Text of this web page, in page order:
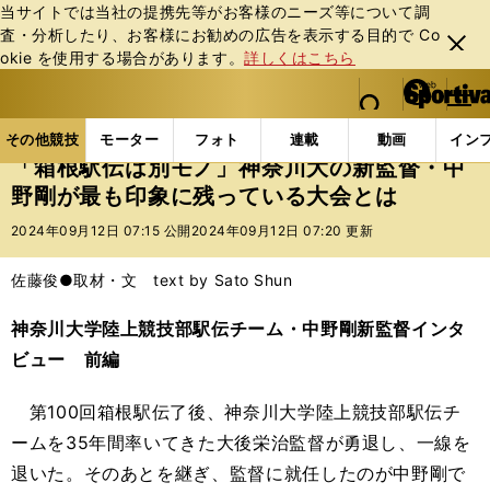
当サイトでは当社の提携先等がお客様のニーズ等について調
査・分析したり、お客様にお勧めの広告を表⽰する⽬的で Co
okie を使⽤する場合があります。詳しくはこちら
閉じ
る
web Sportiva (webスポルティーバ)
検索
マイペ
ー
ジ
メニュ
その他競技 モーター フォト 連載 動画 イン
ス
ポ
ル
バ
その他競技の記事一覧 陸上 「箱根駅伝は別モノ」
「箱根駅伝は別モノ」神奈川大の新監督・中
野剛が最も印象に残っている大会とは
2024年09月12日 07:15 公開 2024年09月12日 07:20 更新
佐藤俊●取材・文 text by Sato Shun
神奈川大学陸上競技部駅伝チーム・中野剛新監督インタ
ビュー 前編
第100回箱根駅伝了後、神奈川大学陸上競技部駅伝チ
ームを35年間率いてきた大後栄治監督が勇退し、一線を
退いた。そのあとを継ぎ、監督に就任したのが中野剛で